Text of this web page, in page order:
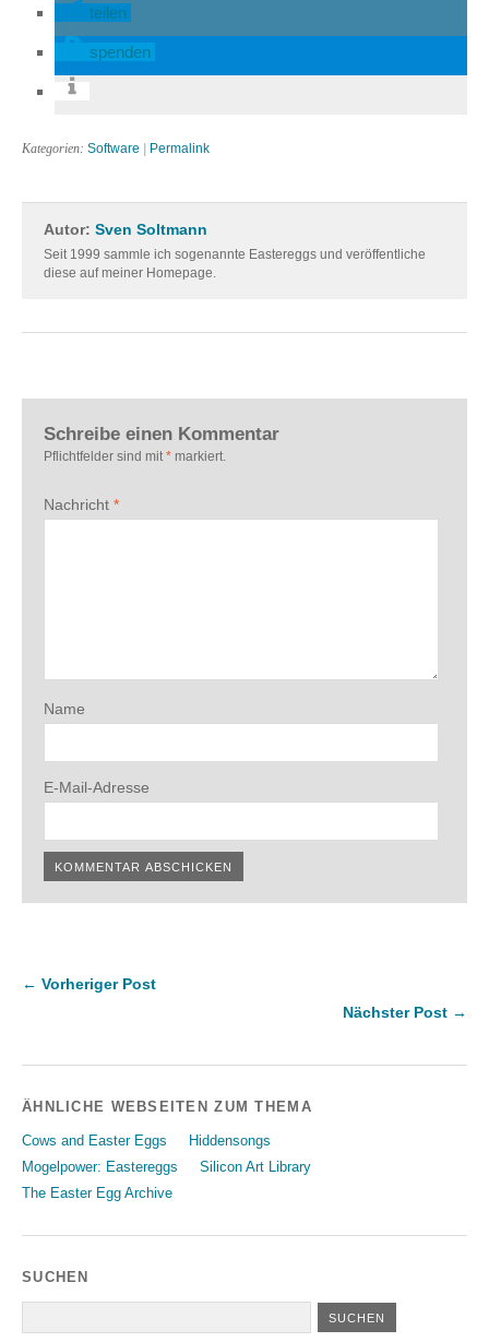
teilen
spenden
Kategorien: Software Permalink
Autor: Sven Soltmann
Seit 1999 sammle ich sogenannte Eastereggs und veröffentliche
diese auf meiner Homepage.
Schreibe einen Kommentar
Pflichtfelder sind mit * markiert.
Nachricht *
Name
E-Mail-Adresse
← Vorheriger Post
Nächster Post →
ÄHNLICHE WEBSEITEN ZUM THEMA
Cows and Easter Eggs
Hiddensongs
Mogelpower: Eastereggs
Silicon Art Library
The Easter Egg Archive
SUCHEN